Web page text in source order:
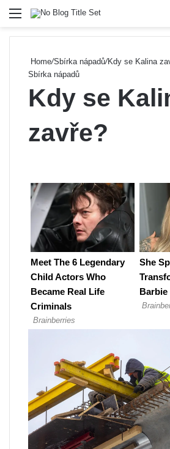
Menu
Home/Sbírka nápadů/Kdy se Kalina
Sbírka nápadů
Kdy se
zavře?